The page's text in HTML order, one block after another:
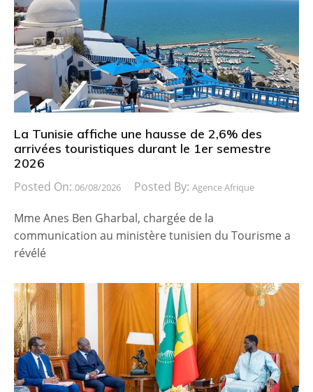
La Tunisie affiche une hausse de 2,6% des
arrivées touristiques durant le 1er semestre
2026
Posted On: 06/08/2026 Posted By: Agence Afrique
Mme Anes Ben Gharbal, chargée de la
communication au ministère tunisien du Tourisme a
révélé